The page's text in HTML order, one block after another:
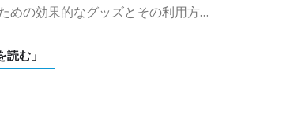
めの効果的なグッズとその利用方…
読む」